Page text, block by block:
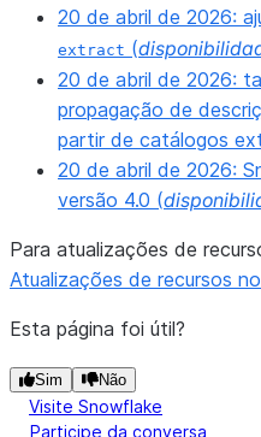
20 de abril de 2026:
extract (
20 de abril de 2026:
propagação de
partir de catálogos
20 de abril de 2026:
versão 4.0 (
Para atualizações de
Atualizações de recursos
Esta página foi útil?
Sim Não
Visite Snowflake
Participe da conversa